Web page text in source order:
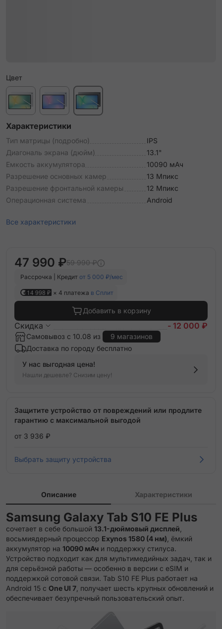
Цвет
Характеристики
Тип матрицы (подробно)
IPS
Диагональ экрана (дюйм)
13.1"
Емкость аккумулятора
10090 мАч
Разрешение основных камер
13 Мпикс
Разрешение фронтальной камеры
12 Мпикс
Операционная система
Android
Все характеристики
47 990 ₽59 990 ₽
Рассрочка | Кредит от 5 000 ₽/мес
14 998 ₽ × 4 платежа в Сплит
Добавить в корзину
Скидка - 12 000 ₽
Самовывоз с 10.08 из
9 магазинов
Доставка по городу бесплатно
У нас выгодная цена!
Нашли дешевле? Снизим цену!
Защитите устройство от повреждений или продлите
гарантию с максимальной выгодой
от 3 936 ₽
Выбрать защиту устройства
Описание Характеристики
Samsung Galaxy Tab S10 FE Plus
сочетает в себе большой 13.1-дюймовый дисплей
восьмиядерный процессор Exynos 1580 (4 нм) , ёмкий
аккумулятор на 10090 мАч и поддержку стилуса.
Устройство подходит как для мультимедийных задач, так и
для серьёзной работы — особенно в версии с eSIM и
поддержкой сотовой связи. Tab S10 FE Plus работает на
Android 15 с One UI 7 , получает шесть крупных обновлений и
обеспечивает безупречный пользовательский опыт.